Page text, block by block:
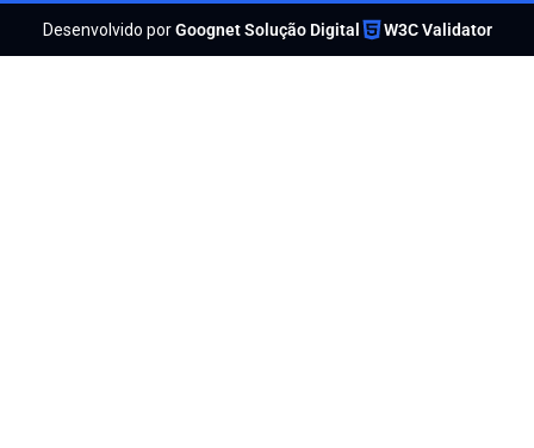
Desenvolvido porGoognet Solução Digital W3C Validator